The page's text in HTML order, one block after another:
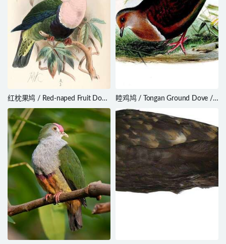
红枕果鸠 / Red-naped Fruit Dove
/ Ptilinopus dohertyi
睦鸡鸠 / Tongan Ground Dove /
Pampusana stairi